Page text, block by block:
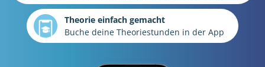
Theorie einfach gemacht
Buche deine Theoriestunden in der App